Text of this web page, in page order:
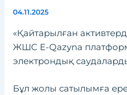
04.11.2025
«Қайтарылған
ЖШС E-Qazyna
электрондық саудаларды
Бұл жолы сатылымға